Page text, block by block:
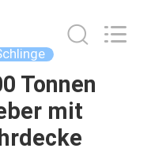
Tonnen
mit